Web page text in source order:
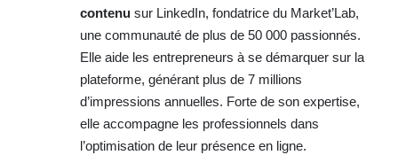
contenu sur LinkedIn, fondatrice du Market’Lab,
une communauté de plus de 50 000 passionnés.
Elle aide les entrepreneurs à se démarquer sur la
plateforme, générant plus de 7 millions
d’impressions annuelles. Forte de son expertise,
elle accompagne les professionnels dans
l’optimisation de leur présence en ligne.